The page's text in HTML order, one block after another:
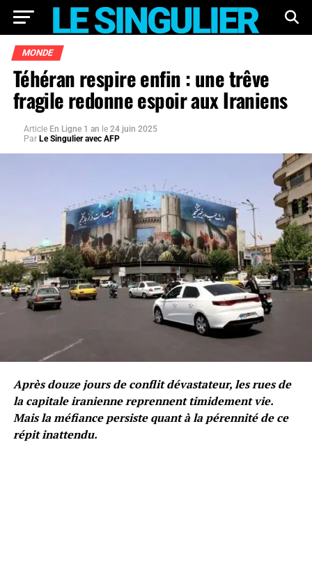
MONDE
Téhéran respire enfin : une trêve
fragile redonne espoir aux Iraniens
Article En Ligne 1 an le 24 juin 2025
Par Le Singulier avec AFP
Après douze jours de conflit dévastateur, les rues de
la capitale iranienne reprennent timidement vie.
Mais la méfiance persiste quant à la pérennité de ce
répit inattendu.